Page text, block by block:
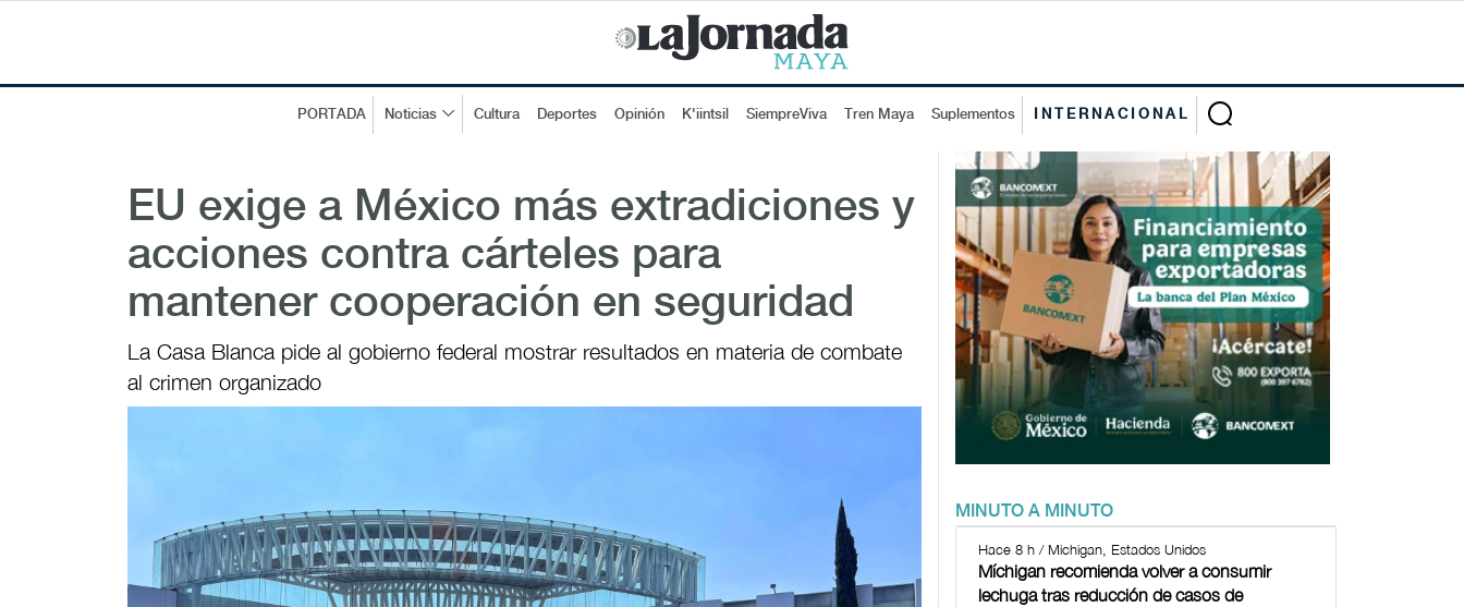
PORTADA Noticias Cultura Deportes Opinión K'iintsil SiempreViva Tren Maya Suplementos INTERNACIONAL
EU exige a México más extradiciones y
acciones contra cárteles para
mantener cooperación en seguridad
La Casa Blanca pide al gobierno federal mostrar resultados en materia de combate
al crimen organizado
MINUTO A MINUTO
Hace 8 h / Michigan, Estados Unidos
Míchigan recomienda volver a consumir
lechuga tras reducción de casos de